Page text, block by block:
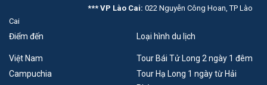
*** VP Lào Cai: 022 Nguyễn Công Hoan, TP Lào
Cai
Điểm đến
Việt Nam
Campuchia
Loại hình du lịch
Tour Bái Tử Long 2 ngày 1 đêm
Tour Hạ Long 1 ngày từ Hải